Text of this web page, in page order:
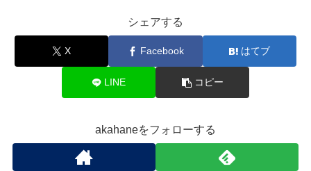
シェアする
X Facebook はてブ
LINE コピー
akahaneをフォローする